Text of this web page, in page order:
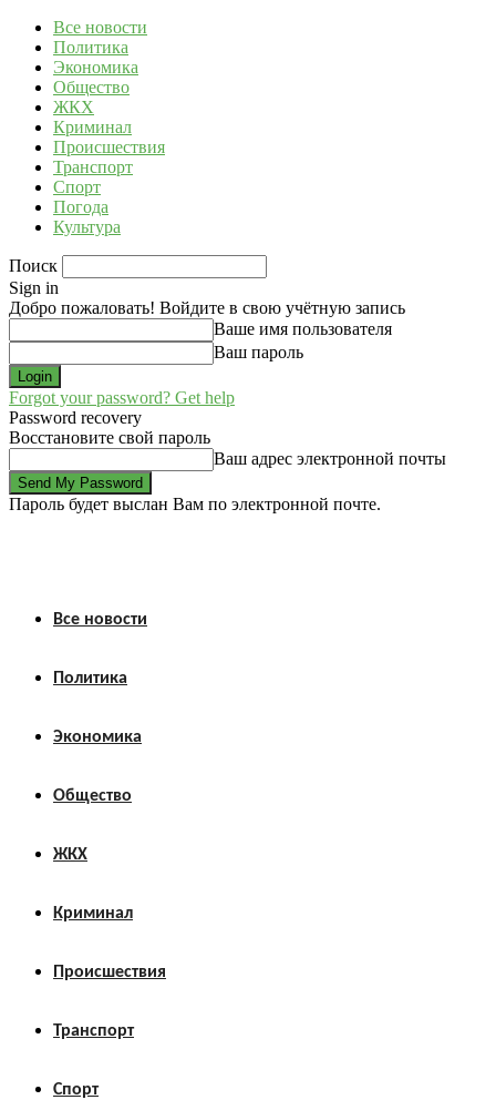
Все новости
Политика
Экономика
Общество
ЖКХ
Криминал
Происшествия
Транспорт
Спорт
Погода
Культура
Поиск
Sign in
Добро пожаловать! Войдите в свою учётную запись
Ваше имя пользователя
Ваш пароль
Forgot your password? Get help
Password recovery
Восстановите свой пароль
Ваш адрес электронной почты
Пароль будет выслан Вам по электронной почте.
Все новости
Политика
Экономика
Общество
ЖКХ
Криминал
Происшествия
Транспорт
Спорт